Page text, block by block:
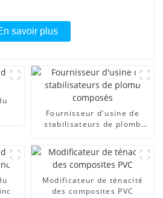
savoir plus
Fournisseur d'usine de
stabilisateurs de plomb
Modificateur de ténacité
des composites PVC